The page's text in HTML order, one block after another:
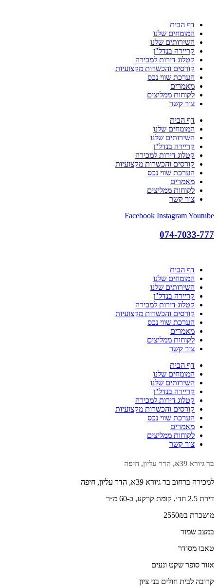
דף הבית
המומחים שלנו
השירותים שלנו
קריירה בנדל"ן
קטלוג דירות למכירה
קורסים והכשרות מקצועיות
הערכת שווי נכס
מאמרים
לקוחות ממליצים
צור קשר
דף הבית
המומחים שלנו
השירותים שלנו
קריירה בנדל"ן
קטלוג דירות למכירה
קורסים והכשרות מקצועיות
הערכת שווי נכס
מאמרים
לקוחות ממליצים
צור קשר
Facebook InstagramYoutube
074-7033-777
דף הבית
המומחים שלנו
השירותים שלנו
קריירה בנדל"ן
קטלוג דירות למכירה
קורסים והכשרות מקצועיות
הערכת שווי נכס
מאמרים
לקוחות ממליצים
צור קשר
דף הבית
המומחים שלנו
השירותים שלנו
קריירה בנדל"ן
קטלוג דירות למכירה
קורסים והכשרות מקצועיות
הערכת שווי נכס
מאמרים
לקוחות ממליצים
צור קשר
בר גיורא 39א, הדר עליון, חיפה
למכירה ברחוב בר גיורא 39א, הדר עליון, חיפה
דירת 2.5 חד׳, קומת קרקע, כ-60 מ״ר
מושכרת ב2550₪
במצב שמור
טאבו מסודר
אזור סופר שקט ונעים
קרובה לבית חולים בני ציון